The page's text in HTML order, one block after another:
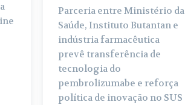
Parceria entre Ministério da
Saúde, Instituto Butantan e
indústria farmacêutica
prevê transferência de
tecnologia do
pembrolizumabe e reforça
política de inovação no SUS